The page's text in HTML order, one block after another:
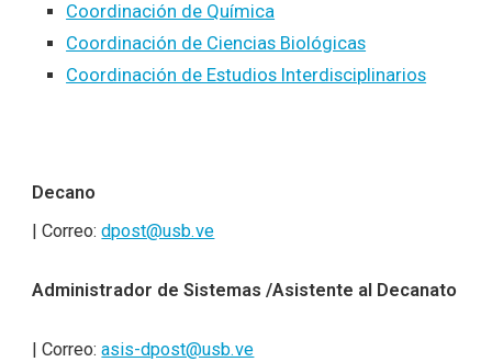
Coordinación de Química
Coordinación de Ciencias Biológicas
Coordinación de Estudios Interdisciplinarios
Decano
| Correo:dpost@usb.ve
Administrador de Sistemas /Asistente al Decanato
| Correo:asis-dpost@usb.ve